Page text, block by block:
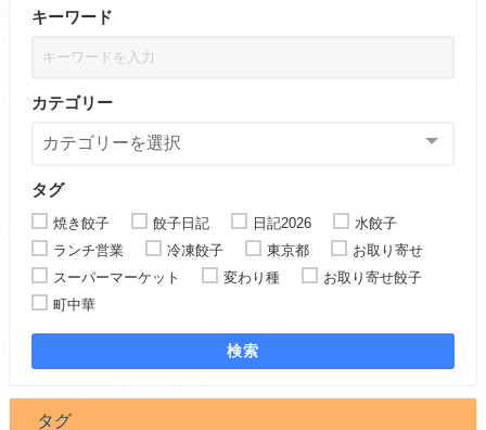
キーワード
カテゴリー
タグ
焼き餃子 餃子日記 日記2026
水餃子
ランチ営業
冷凍餃子 東京都
お取り寄せ
スーパーマーケット
変わり種
お取り寄せ餃子
町中華
検索
タグ